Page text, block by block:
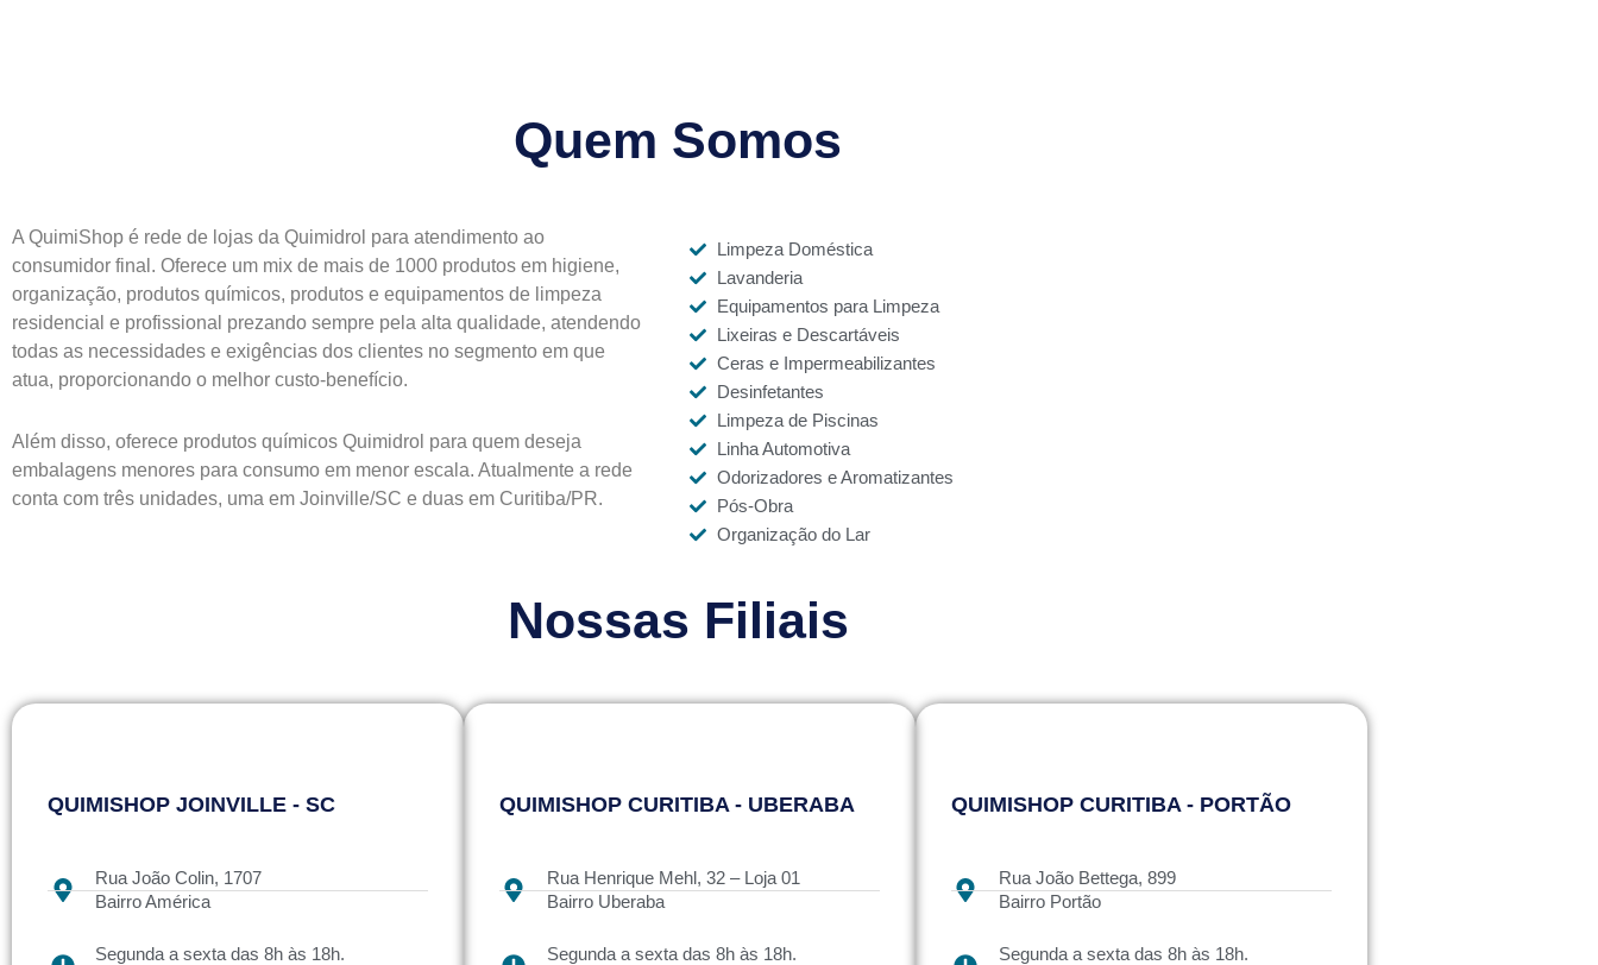
Quem Somos
A QuimiShop é rede de lojas da Quimidrol para atendimento ao
consumidor final. Oferece um mix de mais de 1000 produtos em higiene,
organização, produtos químicos, produtos e equipamentos de limpeza
residencial e profissional prezando sempre pela alta qualidade, atendendo
todas as necessidades e exigências dos clientes no segmento em que
atua, proporcionando o melhor custo-benefício.
Além disso, oferece produtos químicos Quimidrol para quem deseja
embalagens menores para consumo em menor escala. Atualmente a rede
conta com três unidades, uma em Joinville/SC e duas em Curitiba/PR.
Limpeza Doméstica
Lavanderia
Equipamentos para Limpeza
Lixeiras e Descartáveis
Ceras e Impermeabilizantes
Desinfetantes
Limpeza de Piscinas
Linha Automotiva
Odorizadores e Aromatizantes
Pós-Obra
Organização do Lar
Nossas Filiais
QUIMISHOP JOINVILLE - SC
Rua João Colin, 1707
Bairro América
Segunda a sexta das 8h às 18h.
QUIMISHOP CURITIBA - UBERABA
Rua Henrique Mehl, 32 – Loja 01
Bairro Uberaba
Segunda a sexta das 8h às 18h.
QUIMISHOP CURITIBA - PORTÃO
Rua João Bettega, 899
Bairro Portão
Segunda a sexta das 8h às 18h.